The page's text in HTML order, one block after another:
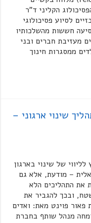
הקליני ד"ר
לסיוע פסיכולוגי
חששות מהשלכותיו
מעזיבת חברים ובני
ממסגרות חינוך
שינוי ארגוני –
של שינוי בארגון
– מודעת, אלא גם
את התהליכים הלא
ובכך להגביר את
פאור פוינט מאת: ואדים
מנהל שותף בחברת